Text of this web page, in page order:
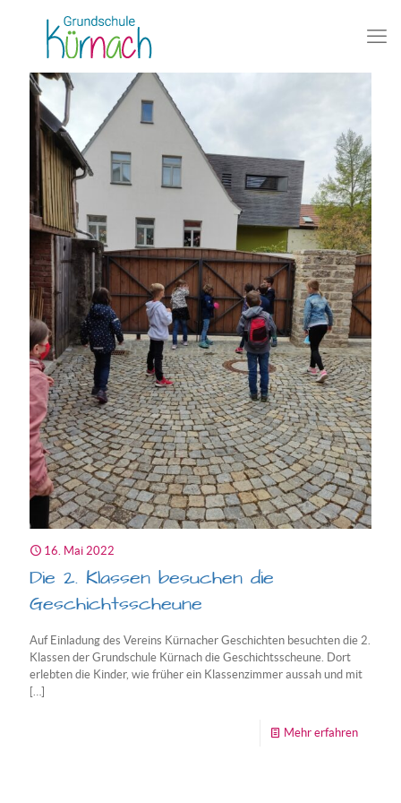
16. Mai 2022
Die 2. Klassen besuchen die
Geschichtsscheune
Auf Einladung des Vereins Kürnacher Geschichten besuchten die 2.
Klassen der Grundschule Kürnach die Geschichtsscheune. Dort
erlebten die Kinder, wie früher ein Klassenzimmer aussah und mit
[…]
Mehr erfahren-